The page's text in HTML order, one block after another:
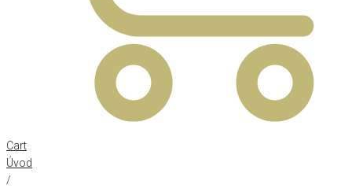
Cart
Úvod
/